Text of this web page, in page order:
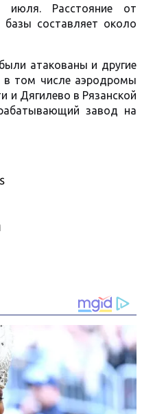
Расстояние от
составляет около
атакованы и другие
в том числе аэродромы
и Дягилево в Рязанской
завод на